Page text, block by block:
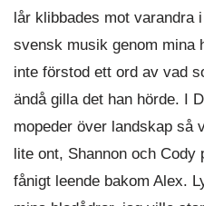
lår klibbades mot varandra
svensk musik genom mina
inte förstod ett ord av vad
ändå gilla det han hörde. I
mopeder över landskap så
lite ont, Shannon och Cody
fånigt leende bakom Alex.